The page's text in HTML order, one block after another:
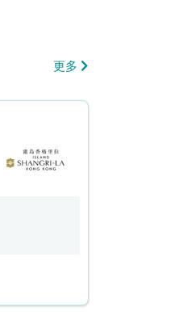
更多